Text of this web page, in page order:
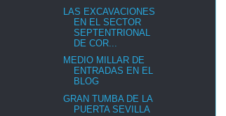
LAS EXCAVACIONES
EN EL SECTOR
SEPTENTRIONAL
DE COR...
MEDIO MILLAR DE
ENTRADAS EN EL
BLOG
GRAN TUMBA DE LA
PUERTA SEVILLA